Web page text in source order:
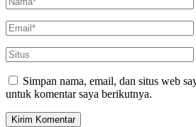
Simpan nama, email, dan situs web
untuk komentar saya berikutnya.